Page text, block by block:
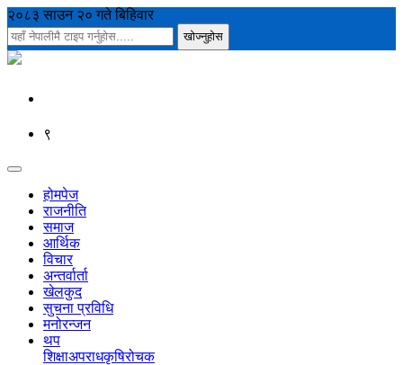
२०८३ साउन २० गते बिहिवार
९
होमपेज
राजनीति
समाज
आर्थिक
विचार
अन्तर्वार्ता
खेलकुद
सुचना प्रविधि
मनोरन्जन
थप
शिक्षाअपराधकृषिरोचक